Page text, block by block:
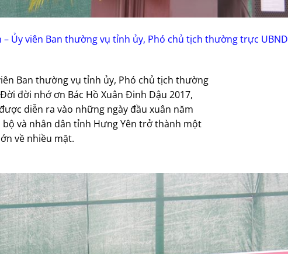
Ủy viên Ban thường vụ tỉnh ủy, Phó chủ tịch thường trực UBND
Ban thường vụ tỉnh ủy, Phó chủ tịch thường
đời nhớ ơn Bác Hồ Xuân Đinh Dậu 2017,
diễn ra vào những ngày đầu xuân năm
và nhân dân tỉnh Hưng Yên trở thành một
về nhiều mặt.